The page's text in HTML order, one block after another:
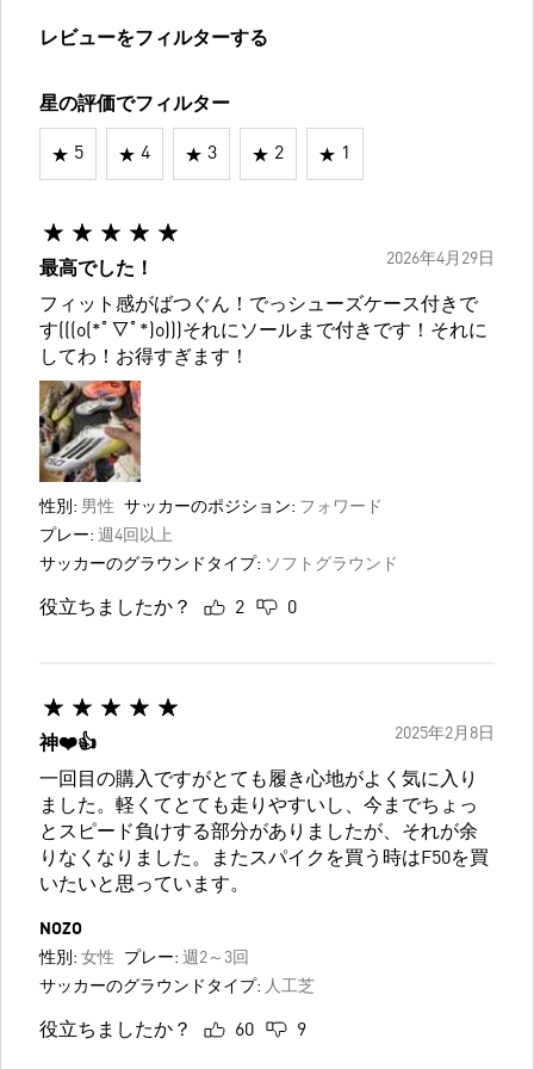
レビューをフィルターする
星の評価でフィルター
5 4 3 2 1
2026年4月29日
最高でした！
フィット感がばつぐん！でっシューズケース付きで
す(((o(*ﾟ▽ﾟ*)o)))それにソールまで付きです！それに
してわ！お得すぎます！
性別: 男性 サッカーのポジション: フォワード
プレー: 週4回以上
サッカーのグラウンドタイプ: ソフトグラウンド
役立ちましたか？ 2 0
2025年2月8日
神❤️👍
一回目の購入ですがとても履き心地がよく気に入り
ました。軽くてとても走りやすいし、今までちょっ
とスピード負けする部分がありましたが、それが余
りなくなりました。またスパイクを買う時はF50を買
いたいと思っています。
NOZO
性別: 女性 プレー: 週2～3回
サッカーのグラウンドタイプ: 人工芝
役立ちましたか？ 60 9